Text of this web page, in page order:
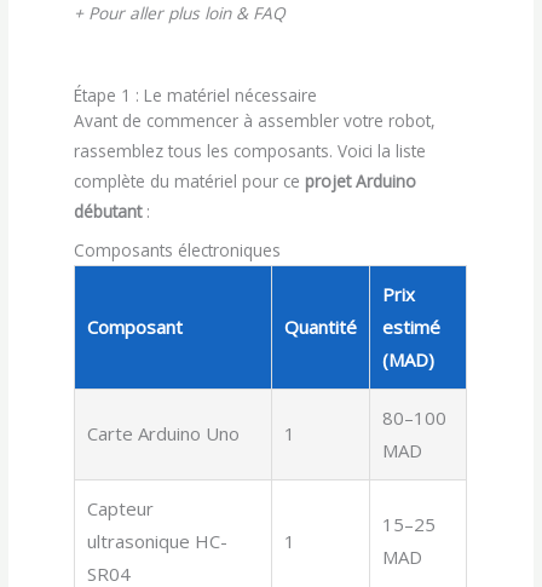
+ Pour aller plus loin & FAQ
Étape 1 : Le matériel nécessaire
Avant de commencer à assembler votre robot,
rassemblez tous les composants. Voici la liste
complète du matériel pour ce projet Arduino
débutant:
Composants électroniques
Composant Quantité
Prix
estimé
(MAD)
Carte Arduino Uno 1
80–100
MAD
Capteur
ultrasonique HC-
SR04
1
15–25
MAD